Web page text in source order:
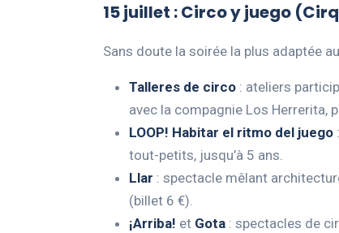
15 juillet : Circo y juego
Sans doute la soirée la plus adaptée
Talleres de circo : ateliers
avec la compagnie Los Herrerita,
LOOP! Habitar el ritmo del juego
tout-petits, jusqu’à 5 ans.
Llar : spectacle mêlant
(billet 6 €).
¡Arriba! et Gota : spectacles de